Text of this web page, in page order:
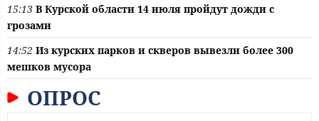
15:13 В Курской области 14 июля пройдут дожди с
грозами
14:52 Из курских парков и скверов вывезли более 300
мешков мусора
ОПРОС